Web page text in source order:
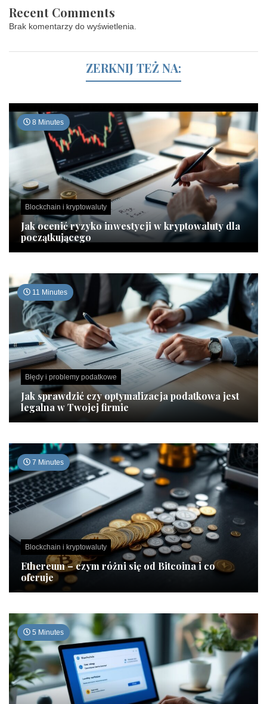
Recent Comments
Brak komentarzy do wyświetlenia.
ZERKNIJ TEŻ NA:
8 Minutes
Blockchain i kryptowaluty
Jak ocenić ryzyko inwestycji w kryptowaluty dla
początkującego
11 Minutes
Błędy i problemy podatkowe
Jak sprawdzić czy optymalizacja podatkowa jest
legalna w Twojej firmie
7 Minutes
Blockchain i kryptowaluty
Ethereum – czym różni się od Bitcoina i co
oferuje
5 Minutes